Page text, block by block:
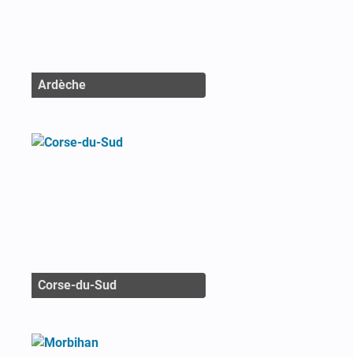
Ardèche
Corse-du-Sud